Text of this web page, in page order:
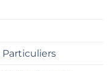
Particuliers